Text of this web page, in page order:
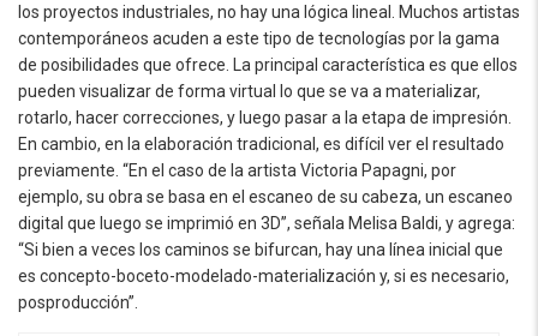
los proyectos industriales, no hay una lógica lineal. Muchos artistas
contemporáneos acuden a este tipo de tecnologías por la gama
de posibilidades que ofrece. La principal característica es que ellos
pueden visualizar de forma virtual lo que se va a materializar,
rotarlo, hacer correcciones, y luego pasar a la etapa de impresión.
En cambio, en la elaboración tradicional, es difícil ver el resultado
previamente. “En el caso de la artista Victoria Papagni, por
ejemplo, su obra se basa en el escaneo de su cabeza, un escaneo
digital que luego se imprimió en 3D”, señala Melisa Baldi, y agrega:
“Si bien a veces los caminos se bifurcan, hay una línea inicial que
es concepto-boceto-modelado-materialización y, si es necesario,
posproducción”.